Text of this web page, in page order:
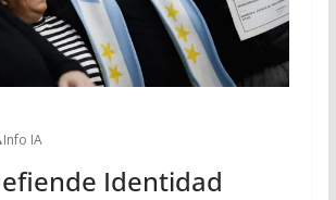
Info IA
Identidad